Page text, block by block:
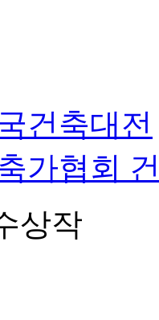
건축대전
가협회
상작